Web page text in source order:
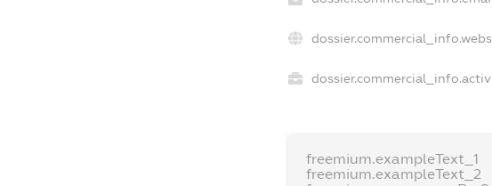
freemium.exampleText_1
freemium.exampleText_2